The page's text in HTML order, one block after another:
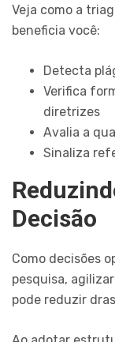
Veja como a
beneficia você:
Detecta
Verifica
diretrizes
Avalia a
Sinaliza
Decisão
Como decisões
pesquisa,
pode reduzir